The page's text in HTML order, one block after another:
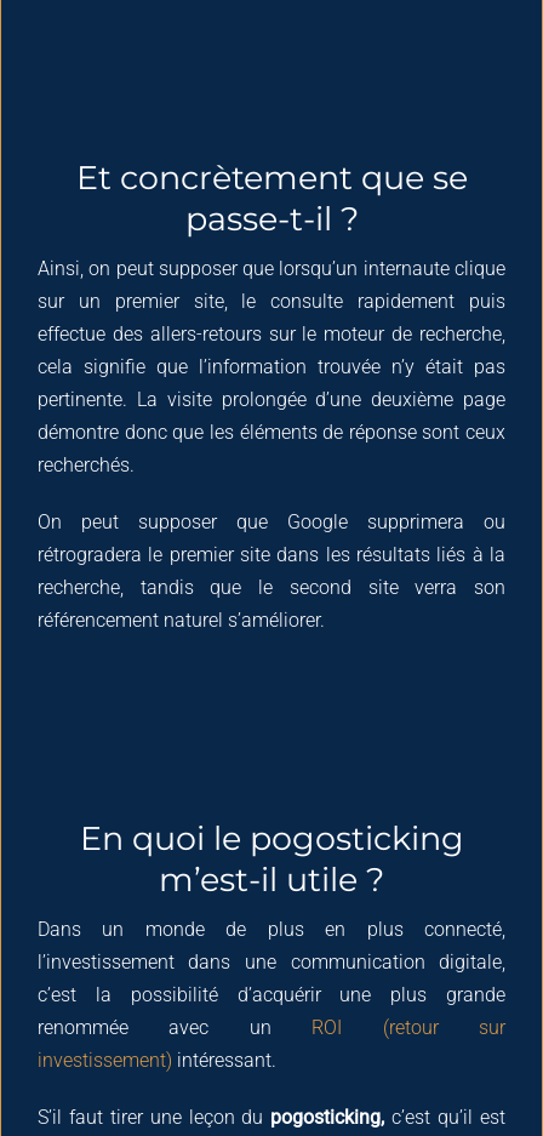
Et concrètement que se
passe-t-il ?
Ainsi, on peut supposer que lorsqu’un internaute clique
sur un premier site, le consulte rapidement puis
effectue des allers-retours sur le moteur de recherche,
cela signifie que l’information trouvée n’y était pas
pertinente. La visite prolongée d’une deuxième page
démontre donc que les éléments de réponse sont ceux
recherchés.
On peut supposer que Google supprimera ou
rétrogradera le premier site dans les résultats liés à la
recherche, tandis que le second site verra son
référencement naturel s’améliorer.
En quoi le pogosticking
m’est-il utile ?
Dans un monde de plus en plus connecté,
l’investissement dans une communication digitale,
c’est la possibilité d’acquérir une plus grande
renommée avec un ROI (retour sur
investissement) intéressant.
S’il faut tirer une leçon du pogosticking, c’est qu’il est